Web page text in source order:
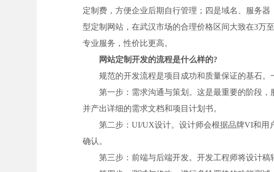
定制费，方便企业后期自行管理；四是域名、服务
型定制网站，在武汉市场的合理价格区间大致在3万
专业服务，性价比更高。
网站定制开发的流程是什么样的?
规范的开发流程是项目成功和质量保证的基石
第一步：需求沟通与策划。这是最重要的阶段
并产出详细的需求文档和项目计划书。
第二步：UI/UX设计。设计师会根据品牌VI和用
确认。
第三步：前端与后端开发。开发工程师将设计